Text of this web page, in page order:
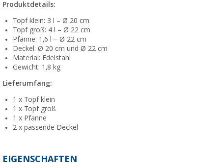
Produktdetails:
Topf klein: 3 l – Ø 20 cm
Topf groß: 4 l – Ø 22 cm
Pfanne: 1,6 l – Ø 22 cm
Deckel: Ø 20 cm und Ø 22 cm
Material: Edelstahl
Gewicht: 1,8 kg
Lieferumfang:
1 x Topf klein
1 x Topf groß
1 x Pfanne
2 x passende Deckel
EIGENSCHAFTEN